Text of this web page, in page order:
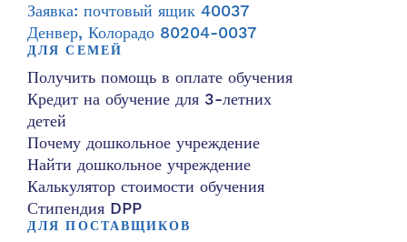
Заявка: почтовый ящик 40037
Денвер, Колорадо 80204-0037
ДЛЯ СЕМЕЙ
Получить помощь в оплате обучения
Кредит на обучение для 3-летних
детей
Почему дошкольное учреждение
Найти дошкольное учреждение
Калькулятор стоимости обучения
Стипендия DPP
ДЛЯ ПОСТАВЩИКОВ